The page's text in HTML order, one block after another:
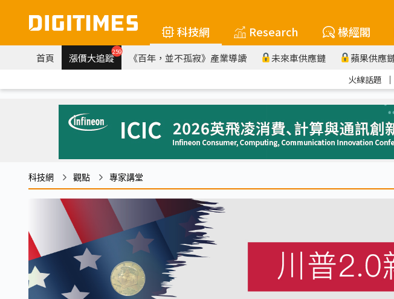
科技網 Research 椽經閣
首頁 漲價大追蹤259 《百年，並不孤寂》產業導讀 未來車供應鏈 蘋果供應
火線話題 ｜
科技網 觀點 專家講堂